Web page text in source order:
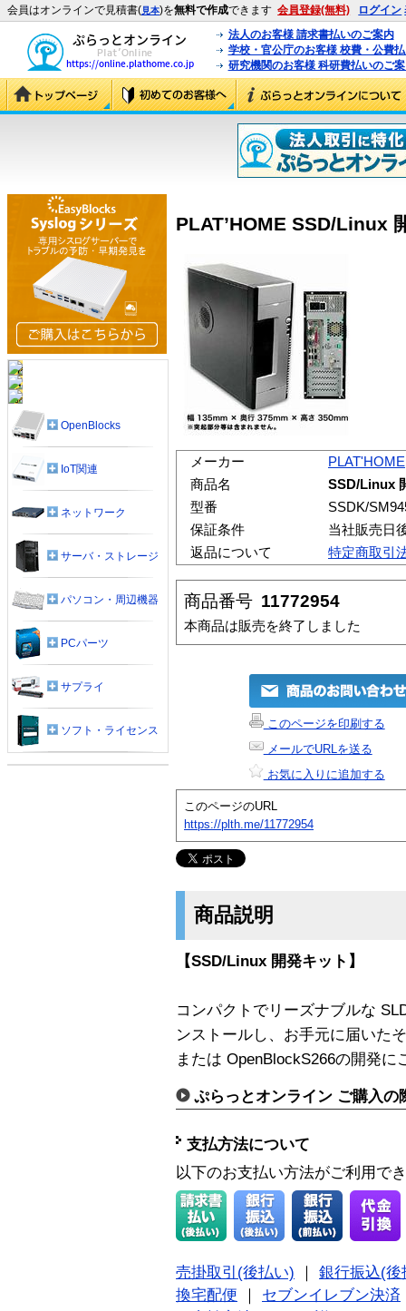
会員はオンラインで見積書(見本)を無料で作成できます 会員登録(無料) ログイン
法人のお客様 請求書払いのご案内
学校・官公庁のお客様 校費・公費
研究機関のお客様 科研費払いのご
PLAT’HOME SSD/Linux
メーカー
PLAT'HOME
商品名
SSD/Linux
型番
SSDK/
保証条件
当社販売日
返品について
特定商取引
商品番号 11772954
本商品は販売を終了しました
このページを印刷する
メールでURLを送る
お気に入りに追加する
このページのURL
https://plth.me/11772954
商品説明
【SSD/Linux 開発キット】
コンパクトでリーズナブルな
ンストールし、お手元に届いた
または OpenBlockS266の開発に
ぷらっとオンライン ご購入の
支払方法について
以下のお支払い方法がご利用で
売掛取引(後払い)
銀行振込(後
換宅配便
セブンイレブン決済
OpenBlocks
IoT関連
ネットワーク
サーバ・ストレージ
パソコン・周辺機器
PCパーツ
サプライ
ソフト・ライセンス